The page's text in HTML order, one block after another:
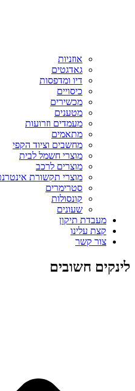
אוזניות
גאדגטים
דיו ומדפסות
כיסויים
מכשירים
מטענים
מעמדים וזרועות
מתאמים
מחשבים וציוד הקפי
מוצרי חשמל לבית
מוצרים לרכב
מוצרי תקשורת אינטרנט
סטרימרים
קונסולות
שעונים
מעבדת תיקון
קצת עלינו
צור קשר
לינקים חשובים